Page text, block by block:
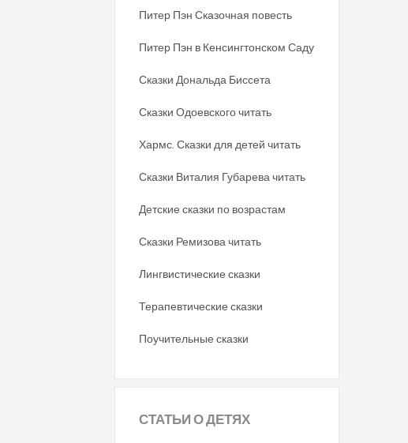
Питер Пэн Сказочная повесть
Питер Пэн в Кенсингтонском Саду
Сказки Дональда Биссета
Сказки Одоевского читать
Хармс. Сказки для детей читать
Сказки Виталия Губарева читать
Детские сказки по возрастам
Сказки Ремизова читать
Лингвистические сказки
Терапевтические сказки
Поучительные сказки
СТАТЬИО ДЕТЯХ